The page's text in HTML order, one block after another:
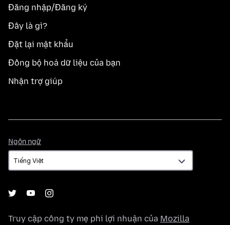
Đăng nhập/Đăng ký
Đây là gì?
Đặt lại mật khẩu
Đồng bộ hoá dữ liệu của bạn
Nhận trợ giúp
Ngôn ngữ
ngữ
Truy cập công ty mẹ phi lợi nhuận của Mozilla